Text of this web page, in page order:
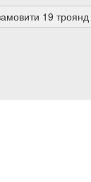
19 троянд